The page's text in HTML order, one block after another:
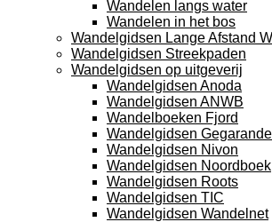
Wandelen langs water
Wandelen in het bos
Wandelgidsen Lange Afstand
Wandelgidsen Streekpaden
Wandelgidsen op uitgeverij
Wandelgidsen Anoda
Wandelgidsen ANWB
Wandelboeken Fjord
Wandelgidsen
Wandelgidsen Nivon
Wandelgidsen Noordboek
Wandelgidsen Roots
Wandelgidsen TIC
Wandelgidsen Wandelnet